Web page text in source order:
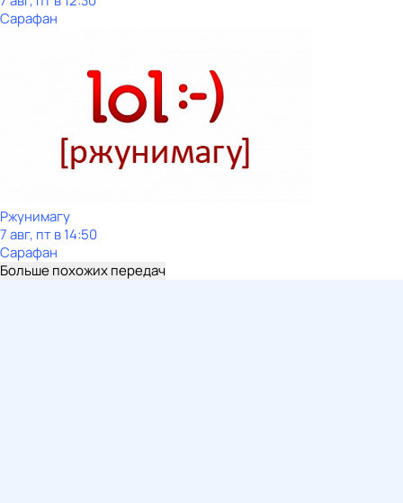
Сарафан
Ржунимагу
7 авг, пт в 14:50
Сарафан
Больше похожих передач